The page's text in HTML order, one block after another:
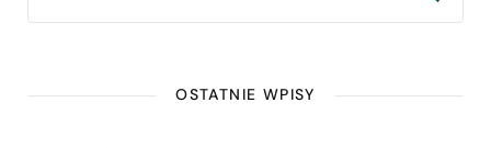
OSTATNIE WPISY